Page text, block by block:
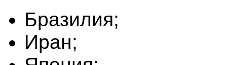
Бразилия;
Иран;